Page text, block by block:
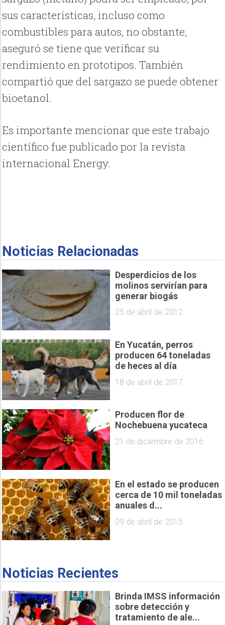
sus características, incluso como
combustibles para autos, no obstante,
aseguró se tiene que verificar su
rendimiento en prototipos. También
compartió que del sargazo se puede obtener
bioetanol.
Es importante mencionar que este trabajo
científico fue publicado por la revista
internacional Energy.
Noticias Relacionadas
Desperdicios de los
molinos servirían para
generar biogás
25 de abril de 2012
En Yucatán, perros
producen 64 toneladas
de heces al día
18 de abril de 2017
Producen flor de
Nochebuena yucateca
21 de diciembre de 2016
En el estado se producen
cerca de 10 mil toneladas
anuales d...
09 de abril de 2015
Noticias Recientes
Brinda IMSS información
sobre detección y
tratamiento de ale...